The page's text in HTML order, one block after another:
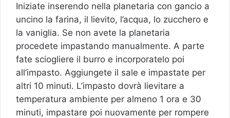
Iniziate inserendo nella planetaria con gancio a
uncino la farina, il lievito, l’acqua, lo zucchero e
la vaniglia. Se non avete la planetaria
procedete impastando manualmente. A parte
fate sciogliere il burro e incorporatelo poi
all’impasto. Aggiungete il sale e impastate per
altri 10 minuti. L’impasto dovrà lievitare a
temperatura ambiente per almeno 1 ora e 30
minuti, impastare poi nuovamente per rompere